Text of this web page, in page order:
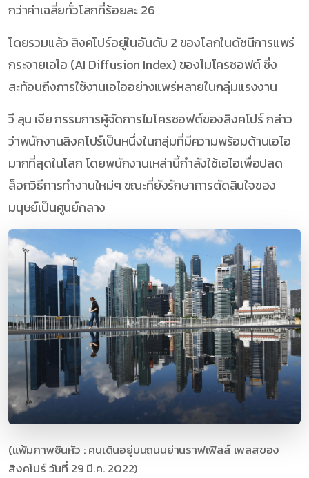
กว่าค่าเฉลี่ยทั่วโลกที่ร้อยละ 26
โดยรวมแล้ว สิงคโปร์อยู่ในอันดับ 2 ของโลกในดัชนีการแพร่
กระจายเอไอ (AI Diffusion Index) ของไมโครซอฟต์ ซึ่ง
สะท้อนถึงการใช้งานเอไออย่างแพร่หลายในกลุ่มแรงงาน
วี ลุน เจีย กรรมการผู้จัดการไมโครซอฟต์ของสิงคโปร์ กล่าว
ว่าพนักงานสิงคโปร์เป็นหนึ่งในกลุ่มที่มีความพร้อมด้านเอไอ
มากที่สุดในโลก โดยพนักงานเหล่านี้กำลังใช้เอไอเพื่อปลด
ล็อกวิธีการทำงานใหม่ๆ ขณะที่ยังรักษาการตัดสินใจของ
มนุษย์เป็นศูนย์กลาง
(แฟ้มภาพซินหัว : คนเดินอยู่บนถนนย่านราฟเฟิลส์ เพลสของ
สิงคโปร์ วันที่ 29 มี.ค. 2022)